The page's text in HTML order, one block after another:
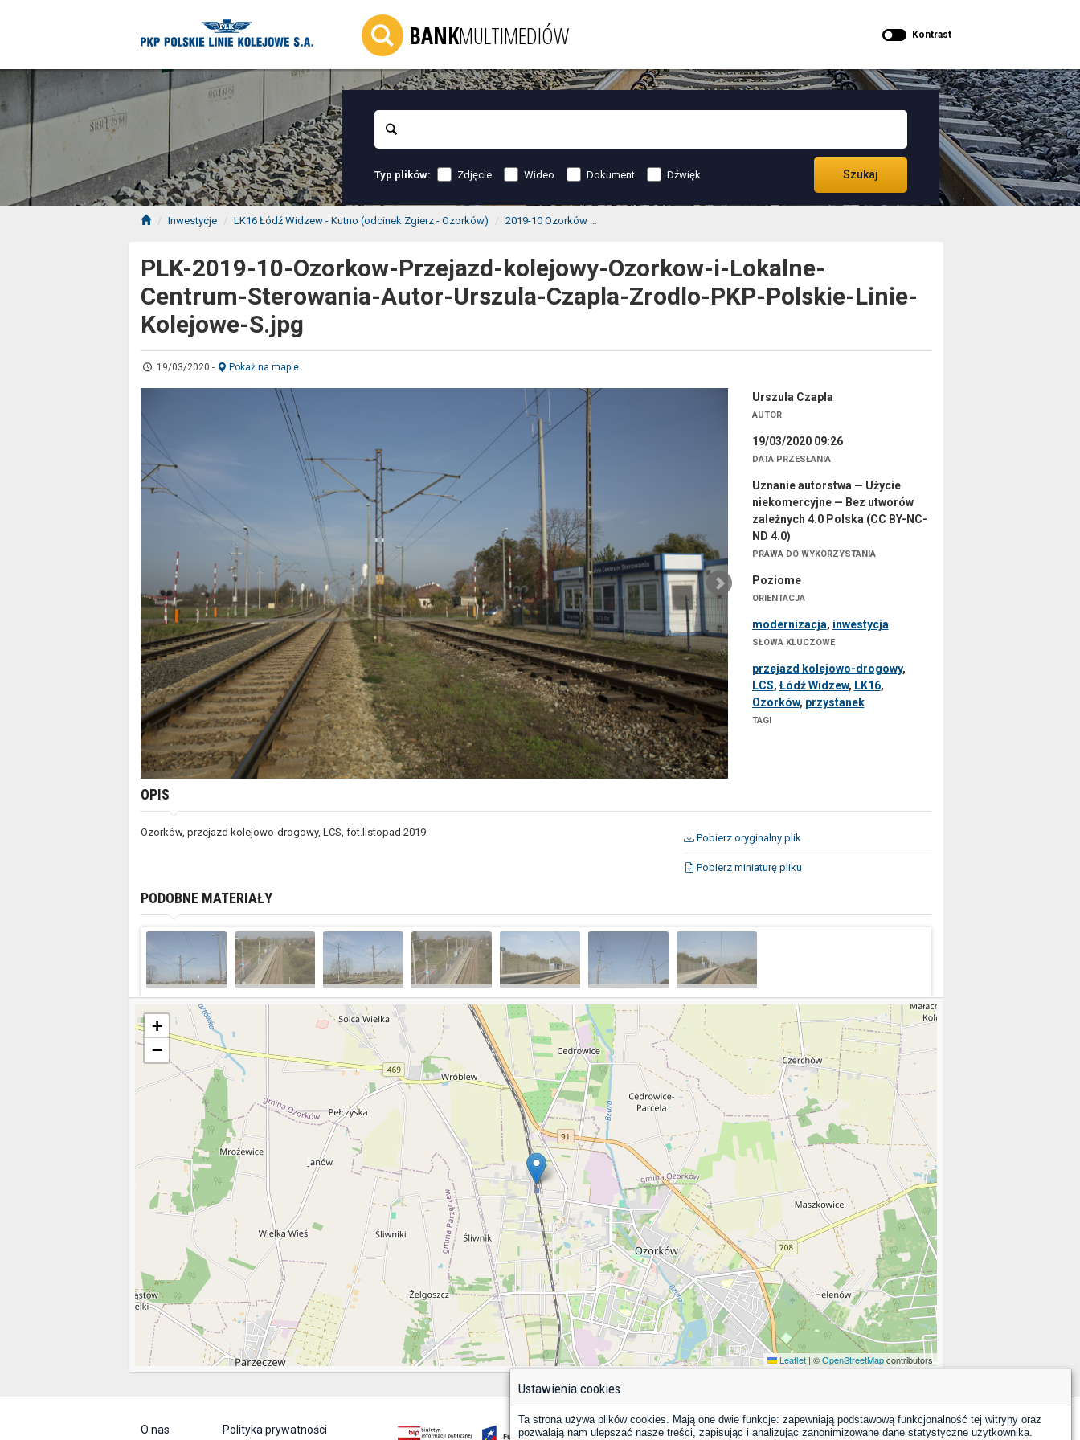
BANKMULTIMEDIÓW Kontrast
Typ plików: Zdjęcie Wideo Dokument Dźwięk Szukaj
Inwestycje LK16 Łódź Widzew - Kutno (odcinek Zgierz - Ozorków) 2019-10 Ozorków
PLK-2019-10-Ozorkow-Przejazd-kolejowy-Ozorkow-i-Lokalne-
Centrum-Sterowania-Autor-Urszula-Czapla-Zrodlo-PKP-Polskie-Linie-
Kolejowe-S.jpg
19/03/2020 - Pokaż na mapie
Urszula Czapla
AUTOR
19/03/2020 09:26
DATA PRZESŁANIA
Uznanie autorstwa — Użycie
niekomercyjne — Bez utworów
zależnych 4.0 Polska (CC BY-NC-
ND 4.0)
PRAWA DO WYKORZYSTANIA
Poziome
ORIENTACJA
modernizacja, inwestycja
SŁOWA KLUCZOWE
przejazd kolejowo-drogowy,
LCS, Łódź Widzew, LK16,
Ozorków, przystanek
TAGI
OPIS
Ozorków, przejazd kolejowo-drogowy, LCS, fot.listopad 2019 Pobierz oryginalny plik
Pobierz miniaturę pliku
PODOBNE MATERIAŁY
+
−
Leaflet | ©OpenStreetMapcontributors
O nas Polityka prywatności FacebookLinkedIn
X InstagramYouTube
Ustawienia cookies
Ta strona używa plików cookies. Mają one dwie funkcje: zapewniają podstawową funkcjonalność tej witryny oraz
pozwalają nam ulepszać nasze treści, zapisując i analizując zanonimizowane dane statystyczne użytkownika.